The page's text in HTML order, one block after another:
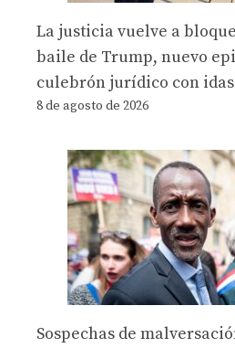
La justicia vuelve a
baile de Trump, nuevo
culebrón jurídico con
8 de agosto de 2026
Sospechas de